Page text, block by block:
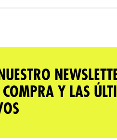
★★★★★
Dirección de email
Y LAS